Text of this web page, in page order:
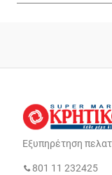
Εξυπηρέτηση
801 11 232425